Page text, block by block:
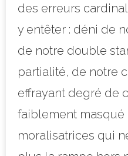
des erreurs
y entêter : déni de
de notre double
partialité, de notre
effrayant degré de
faiblement
moralisatrices qui